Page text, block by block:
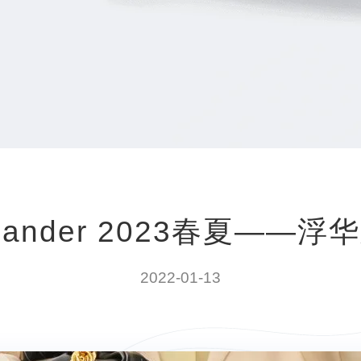
2023春夏——浮
2022-01-13